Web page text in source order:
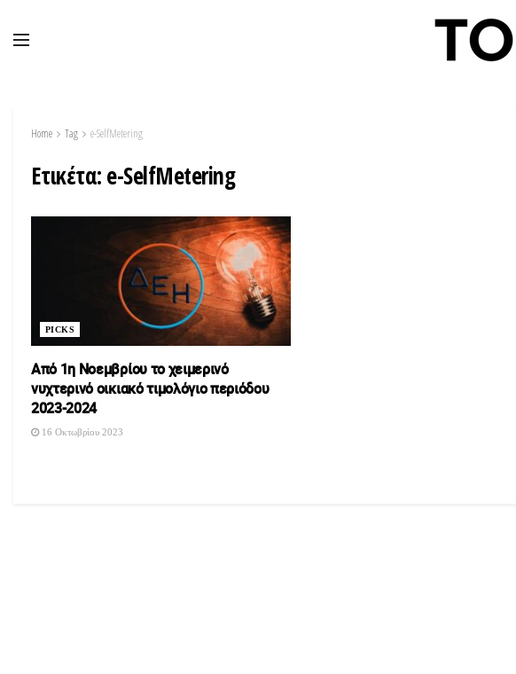
Home Tag e-SelfMetering
Ετικέτα:e-SelfMetering
PICKS
Από 1η Νοεμβρίου το χειμερινό
νυχτερινό οικιακό τιμολόγιο περιόδου
2023-2024
16 Οκτωβρίου 2023